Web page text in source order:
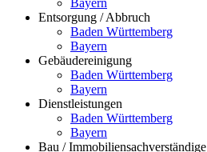
Bayern
Entsorgung / Abbruch
Baden Württemberg
Bayern
Gebäudereinigung
Baden Württemberg
Bayern
Dienstleistungen
Baden Württemberg
Bayern
Bau / Immobiliensachverständige